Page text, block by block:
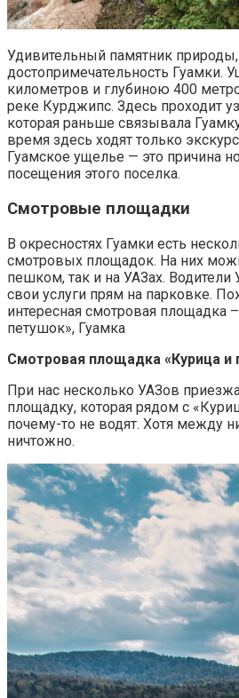
Удивительный памятник природы,
достопримечательность Гуамки.
километров и глубиною 400
реке Курджипс. Здесь проходит
которая раньше связывала
время здесь ходят только
Гуамское ущелье — это причина
посещения этого поселка.
Смотровые площадки
В окресностях Гуамки есть
смотровых площадок. На них
пешком, так и на УАЗах. Водители
свои услуги прям на парковке.
интересная смотровая площадка
петушок», Гуамка
Смотровая площадка «Курица и
При нас несколько УАЗов
площадку, которая рядом с
почему-то не водят. Хотя между
ничтожно.